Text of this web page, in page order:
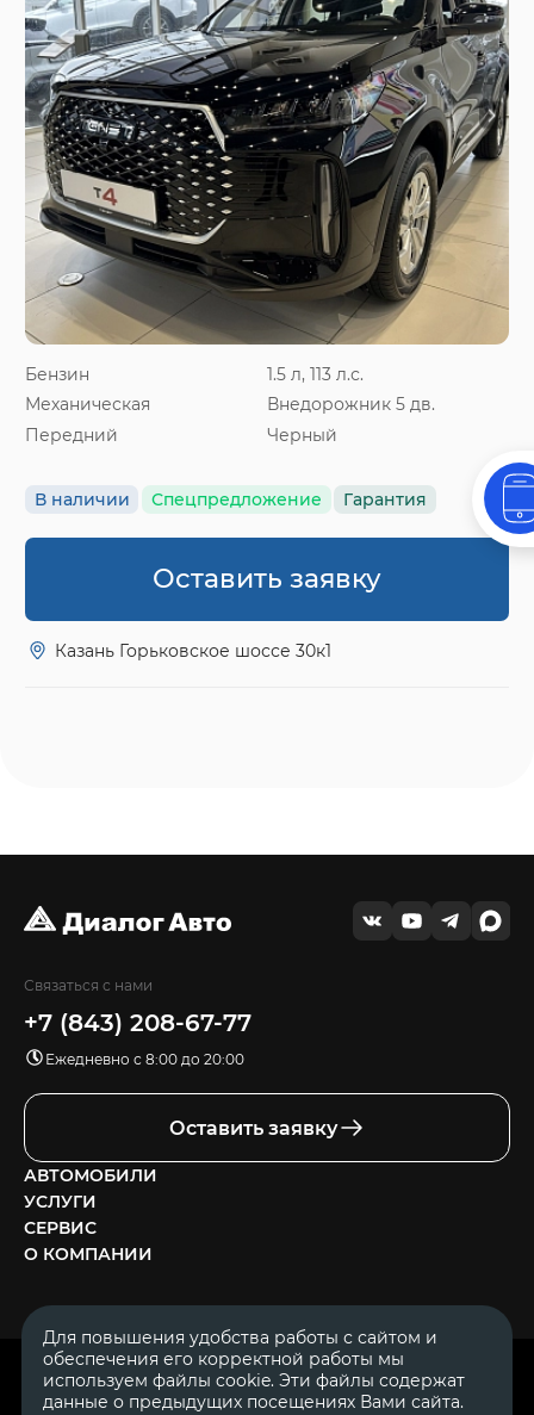
Бензин
1.5 л, 113 л.с.
Механическая
Внедорожник 5 дв.
Передний
Черный
В наличии Спецпредложение Гарантия
Оставить заявку
Казань Горьковское шоссе 30к1
Связаться с нами
+7 (843) 208-67-77
Ежедневно с 8:00 до 20:00
Оставить заявку
АВТОМОБИЛИ
УСЛУГИ
СЕРВИС
О КОМПАНИИ
ОГРН 1111644005153
ИНН 1644062657
Для повышения удобства работы с сайтом и
обеспечения его корректной работы мы
используем файлы cookie. Эти файлы содержат
данные о предыдущих посещениях Вами сайта.